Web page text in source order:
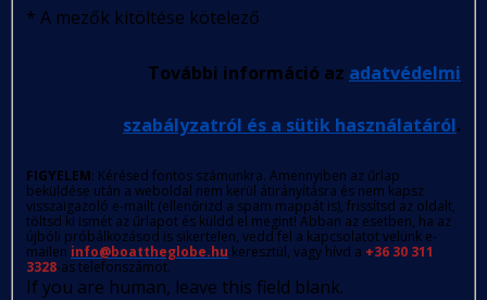
* A mezők kitöltése kötelező
További információ az adatvédelmi
szabályzatról és a sütik használatáról.
FIGYELEM: Kérésed fontos számunkra. Amennyiben az űrlap
beküldése után a weboldal nem kerül átirányításra és nem kapsz
visszaigazoló e-mailt (ellenőrizd a spam mappát is), frissítsd az oldalt,
töltsd ki ismét az űrlapot és küldd el megint! Abban az esetben, ha az
újbóli próbálkozásod is sikertelen, vedd fel a kapcsolatot velünk e-
mailen info@boattheglobe.hu keresztül, vagy hívd a +36 30 311
3328-as telefonszámot.
If you are human, leave this field blank.